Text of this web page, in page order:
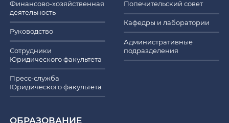
Финансово-хозяйственная
деятельность
Руководство
Сотрудники
Юридического факультета
Пресс-служба
Юридического факультета
Попечительский совет
Кафедры и лаборатории
Административные
подразделения
ОБРАЗОВАНИЕ